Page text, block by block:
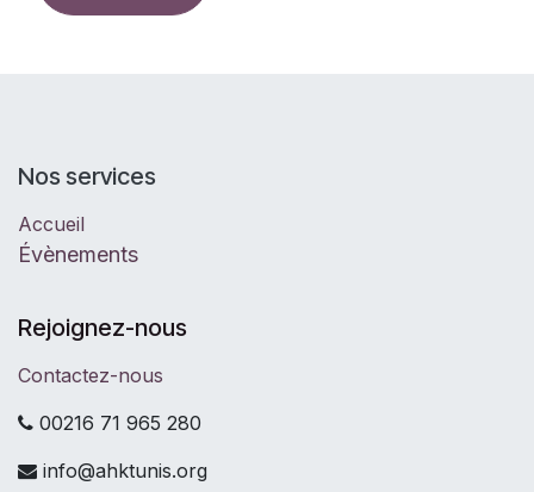
Nos services
Accueil
Évènements
Rejoignez-nous
Contactez-nous
00216 71 965 280
info@ahktunis.org